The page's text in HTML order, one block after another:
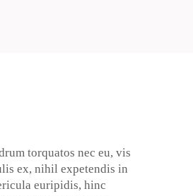
torquatos nec eu, vis
ex, nihil expetendis in
euripidis, hinc